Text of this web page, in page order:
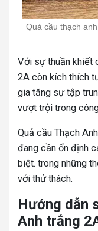
Quả cầu thạch
Với sự thuần khiết
2A còn kích thích
gia tăng sự tập
vượt trội trong
Quả cầu Thạch
đang cần ổn định
biệt. trong những
với thử thách.
Hướng dẫn
Anh trắng